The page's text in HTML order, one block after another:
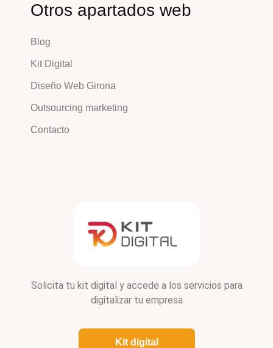
Otros apartados web
Blog
Kit Digital
Diseño Web Girona
Outsourcing marketing
Contacto
Solicita tu kit digital y accede a los servicios para
digitalizar tu empresa
Kit digital